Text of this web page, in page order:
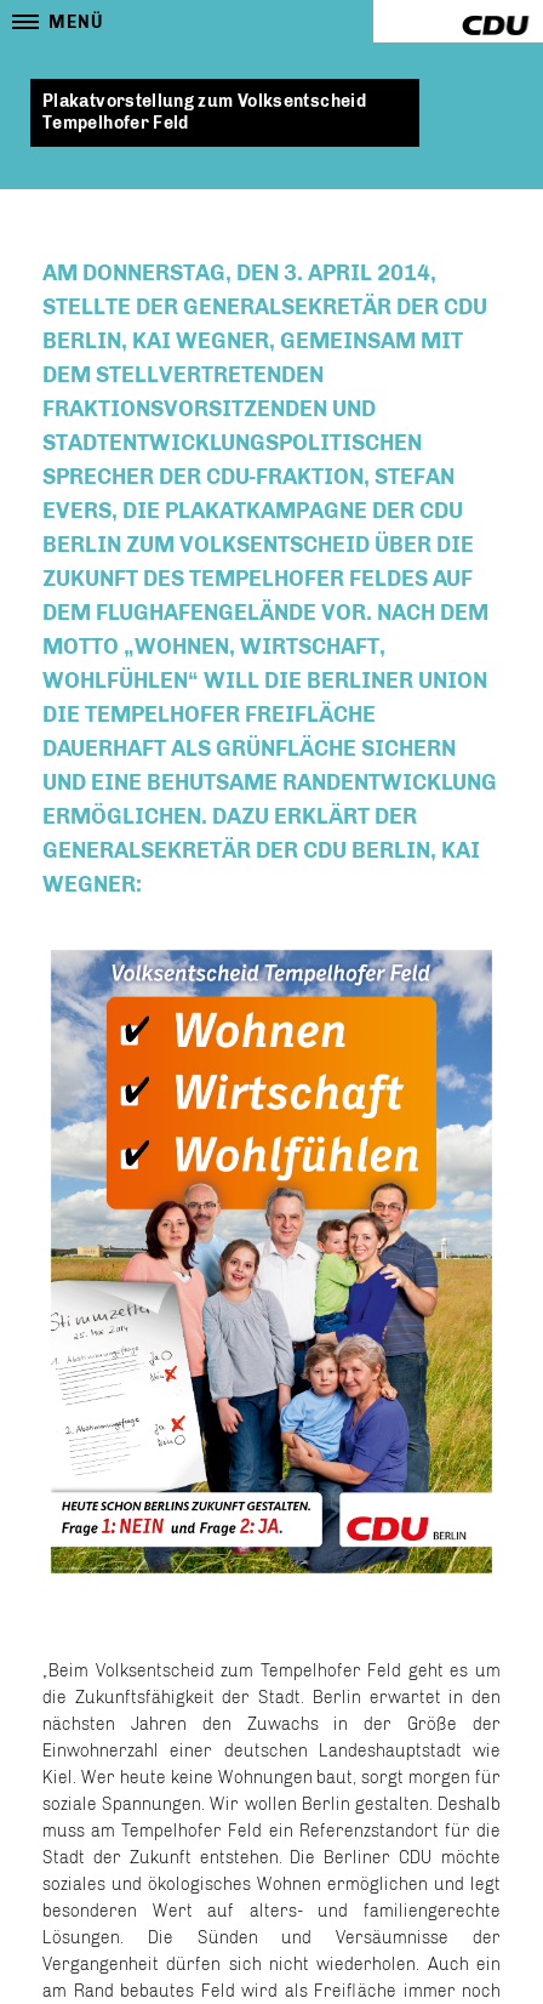
MENÜ
Plakatvorstellung zum Volksentscheid
Tempelhofer Feld
AM DONNERSTAG, DEN 3. APRIL 2014,
STELLTE DER GENERALSEKRETÄR DER CDU
BERLIN, KAI WEGNER, GEMEINSAM MIT
DEM STELLVERTRETENDEN
FRAKTIONSVORSITZENDEN UND
STADTENTWICKLUNGSPOLITISCHEN
SPRECHER DER CDU-FRAKTION, STEFAN
EVERS, DIE PLAKATKAMPAGNE DER CDU
BERLIN ZUM VOLKSENTSCHEID ÜBER DIE
ZUKUNFT DES TEMPELHOFER FELDES AUF
DEM FLUGHAFENGELÄNDE VOR. NACH DEM
MOTTO „WOHNEN, WIRTSCHAFT,
WOHLFÜHLEN“ WILL DIE BERLINER UNION
DIE TEMPELHOFER FREIFLÄCHE
DAUERHAFT ALS GRÜNFLÄCHE SICHERN
UND EINE BEHUTSAME RANDENTWICKLUNG
ERMÖGLICHEN. DAZU ERKLÄRT DER
GENERALSEKRETÄR DER CDU BERLIN, KAI
WEGNER:
Beim Volksentscheid zum Tempelhofer Feld geht es um
die Zukunftsfähigkeit der Stadt. Berlin erwartet in den
nächsten Jahren den Zuwachs in der Größe der
Einwohnerzahl einer deutschen Landeshauptstadt wie
Kiel. Wer heute keine Wohnungen baut, sorgt morgen für
soziale Spannungen. Wir wollen Berlin gestalten. Deshalb
muss am Tempelhofer Feld ein Referenzstandort für die
Stadt der Zukunft entstehen. Die Berliner CDU möchte
soziales und ökologisches Wohnen ermöglichen und legt
besonderen Wert auf alters- und familiengerechte
Lösungen. Die Sünden und Versäumnisse der
Vergangenheit dürfen sich nicht wiederholen. Auch ein
am Rand bebautes Feld wird als Freifläche immer noch